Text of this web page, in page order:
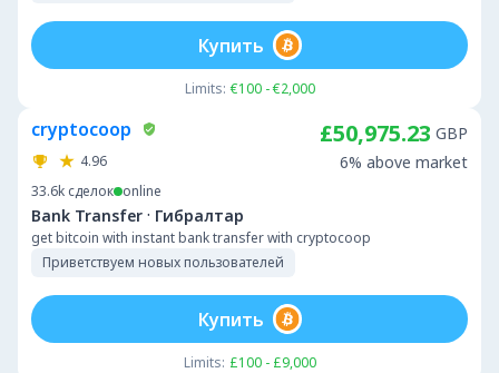
Limits: €100 - €2,000
Купить
cryptocoop
4.96
33.6k сделок online
Bank Transfer · Гибралтар
get bitcoin with instant bank transfer with cryptocoop
Приветствуем новых пользователей
£50,975.23 GBP
6% above market
Limits: £100 - £9,000
Купить